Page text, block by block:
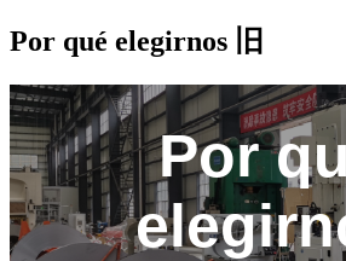
Por qué elegirnos 旧
Por